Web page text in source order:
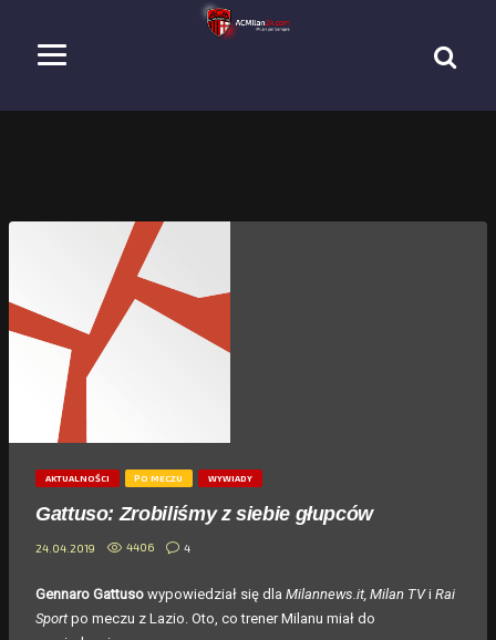
AKTUALNOŚCI PO MECZU WYWIADY
Gattuso: Zrobiliśmy z siebie głupców
24.04.2019 4406 4
Gennaro Gattuso wypowiedział się dla Milannews.it, Milan TVi Rai
Sport po meczu z Lazio. Oto, co trener Milanu miał do